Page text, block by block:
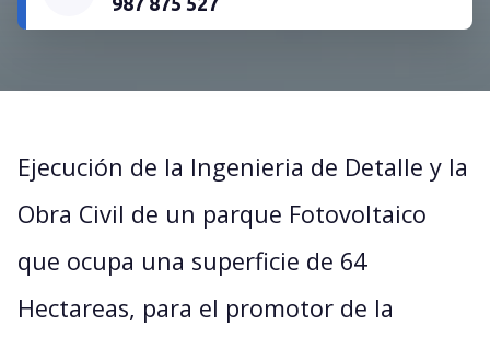
Ejecución de la Ingenieria de Detalle y la
Obra Civil de un parque Fotovoltaico
que ocupa una superficie de 64
Hectareas, para el promotor de la